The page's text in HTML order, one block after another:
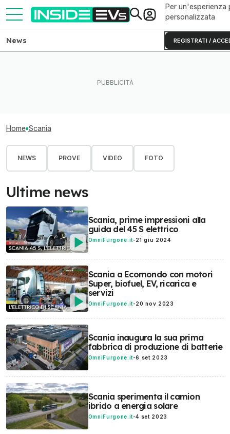
Per un'esperienza
personalizzata
REGISTRATI /
News
Home Scania
NEWS PROVE VIDEO FOTO
Ultime news
Scania, prime impressioni alla
guida del 45 S elettrico
OmniFurgone.it-21 giu 2024
Scania a Ecomondo con motori
Super, biofuel, EV, ricarica e
servizi
OmniFurgone.it-20 nov 2023
Scania inaugura la sua prima
fabbrica di produzione di batterie
OmniFurgone.it-6 set 2023
Scania sperimenta il camion
ibrido a energia solare
OmniFurgone.it-4 set 2023